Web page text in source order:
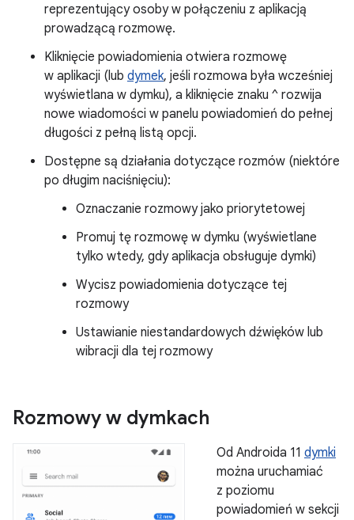
reprezentujący osoby w połączeniu z aplikacją
prowadzącą rozmowę.
Kliknięcie powiadomienia otwiera rozmowę
w aplikacji (lub dymek, jeśli rozmowa była wcześniej
wyświetlana w dymku), a kliknięcie znaku ^ rozwija
nowe wiadomości w panelu powiadomień do pełnej
długości z pełną listą opcji.
Dostępne są działania dotyczące rozmów (niektóre
po długim naciśnięciu):
Oznaczanie rozmowy jako priorytetowej
Promuj tę rozmowę w dymku (wyświetlane
tylko wtedy, gdy aplikacja obsługuje dymki)
Wycisz powiadomienia dotyczące tej
rozmowy
Ustawianie niestandardowych dźwięków lub
wibracji dla tej rozmowy
Rozmowy w dymkach
Od Androida 11 dymki
można uruchamiać
z poziomu
powiadomień w sekcji